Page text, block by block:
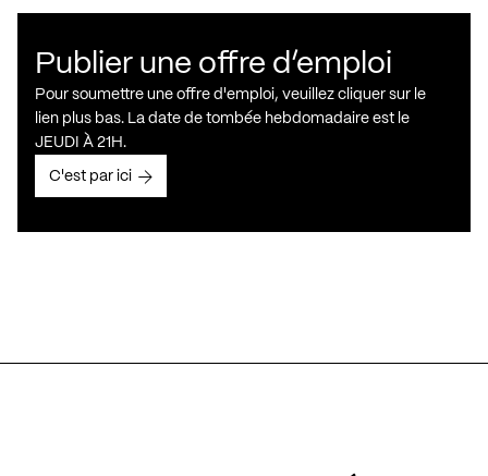
Publier une offre d’emploi
Pour soumettre une offre d'emploi, veuillez cliquer sur le
lien plus bas. La date de tombée hebdomadaire est le
JEUDI À 21H.
C'est par ici